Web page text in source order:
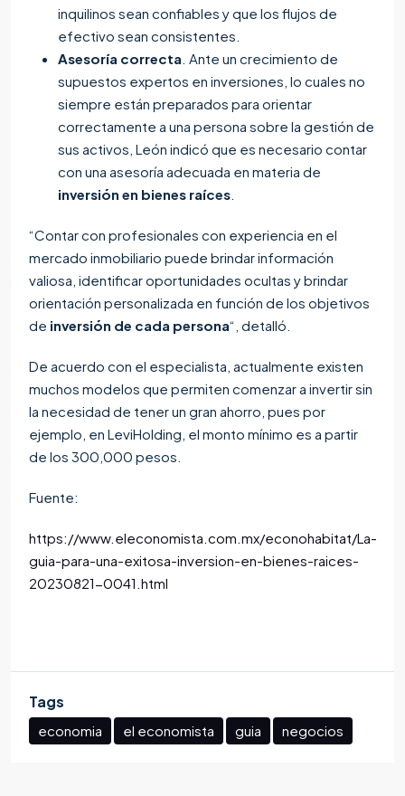
inquilinos sean confiables y que los flujos de
efectivo sean consistentes.
Asesoría correcta . Ante un crecimiento de
supuestos expertos en inversiones, lo cuales no
siempre están preparados para orientar
correctamente a una persona sobre la gestión de
sus activos, León indicó que es necesario contar
con una asesoría adecuada en materia de
inversión en bienes raíces
“Contar con profesionales con experiencia en el
mercado inmobiliario puede brindar información
valiosa, identificar oportunidades ocultas y brindar
orientación personalizada en función de los objetivos
de inversión de cada persona“, detalló.
De acuerdo con el especialista, actualmente existen
muchos modelos que permiten comenzar a invertir sin
la necesidad de tener un gran ahorro, pues por
ejemplo, en LeviHolding, el monto mínimo es a partir
de los 300,000 pesos.
Fuente:
https://www.eleconomista.com.mx/econohabitat/La-
guia-para-una-exitosa-inversion-en-bienes-raices-
20230821-0041.html
Tags
economia el economista guia negocios